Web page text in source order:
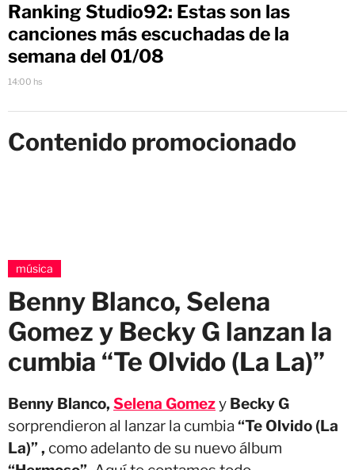
Ranking Studio92: Estas son las
canciones más escuchadas de la
semana del 01/08
14:00 hs
Contenido promocionado
música
Benny Blanco, Selena
Gomez y Becky G lanzan la
cumbia “Te Olvido (La La)”
Benny Blanco, Selena Gomezy Becky G
sorprendieron al lanzar la cumbia “Te Olvido (La
La)” , como adelanto de su nuevo álbum